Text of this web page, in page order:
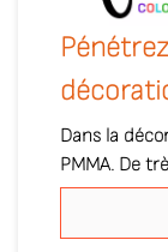
de la
voici le plexiglas
réalisés...